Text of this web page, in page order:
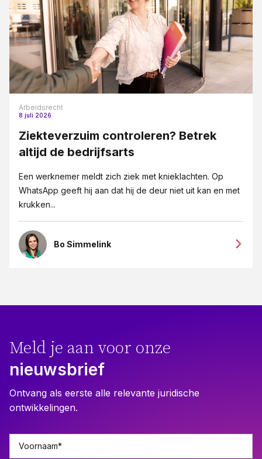
Arbeidsrecht
8 juli 2026
Ziekteverzuim controleren? Betrek
altijd de bedrijfsarts
Een werknemer meldt zich ziek met knieklachten. Op
WhatsApp geeft hij aan dat hij de deur niet uit kan en met
krukken...
Bo Simmelink
Meld je aan voor onze
nieuwsbrief
Ontvang als eerste alle relevante juridische
ontwikkelingen.
Voornaam*